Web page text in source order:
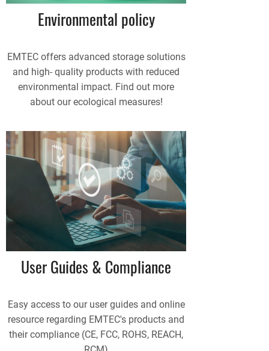
Environmental policy
EMTEC offers advanced storage solutions
and high- quality products with reduced
environmental impact. Find out more
about our ecological measures!
User Guides & Compliance
Easy access to our user guides and online
resource regarding EMTEC's products and
their compliance (CE, FCC, ROHS, REACH,